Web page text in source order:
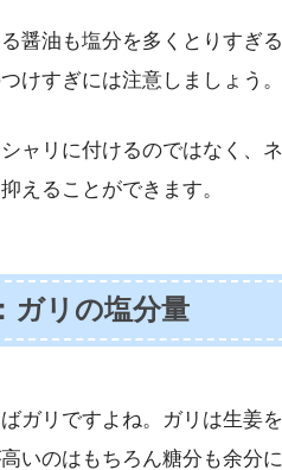
醤油も塩分を多くとりすぎ
けすぎには注意しましょう。
ャリに付けるのではなく、
えることができます。
ガリの塩分量
ガリですよね。ガリは生姜
いのはもちろん糖分も余分